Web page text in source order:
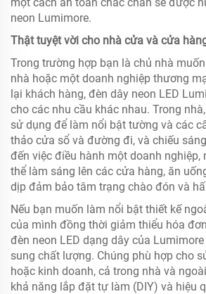
neon Lumimore.
Thật tuyệt vời cho nhà cửa và cửa
Trong trường hợp bạn là chủ nhà
nhà hoặc một doanh nghiệp thương
lại khách hàng, đèn dây neon LED
cho các nhu cầu khác nhau. Trong
sử dụng để làm nổi bật tường và các
thảo cửa sổ và đường đi, và chiếu
đến việc điều hành một doanh nghiệp,
thể làm sáng lên các cửa hàng, ăn
dịp đảm bảo tâm trạng chào đón và
Nếu bạn muốn làm nổi bật thiết kế
của mình đồng thời giảm thiểu hóa
đèn neon LED dạng dây của
sung chất lượng. Chúng phù hợp cho
hoặc kinh doanh, cả trong nhà và
khả năng lắp đặt tự làm (DIY) và hiệu